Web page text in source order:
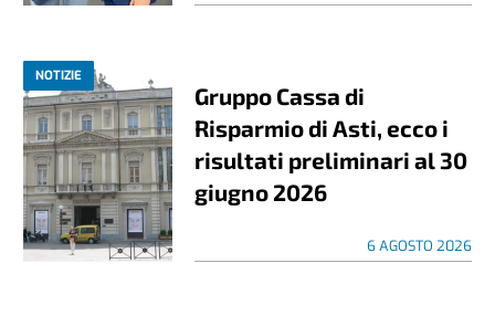
NOTIZIE
Gruppo Cassa di
Risparmio di Asti, ecco i
risultati preliminari al 30
giugno 2026
6 AGOSTO 2026